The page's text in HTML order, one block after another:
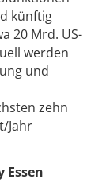
künftig
20 Mrd. US-
werden
und
zehn
Jahr
Essen